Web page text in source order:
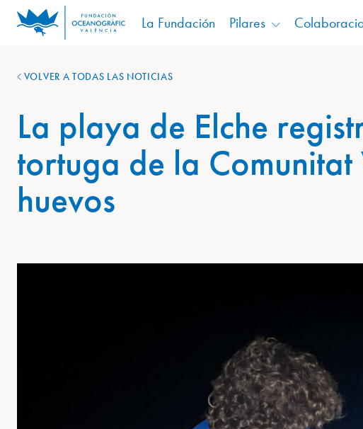
La Fundación Pilares
VOLVER A TODAS LAS NOTICIAS
La playa de Elche
tortuga de la
huevos